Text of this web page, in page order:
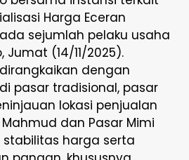
Harga Eceran
sejumlah pelaku usaha
(14/11/2025).
dengan
pasar tradisional, pasar
lokasi penjualan
dan Pasar Mimi
harga serta